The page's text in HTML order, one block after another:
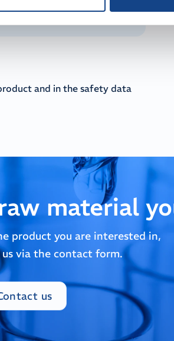
and in the safety data
material
product you are interested in,
via the contact form.
us